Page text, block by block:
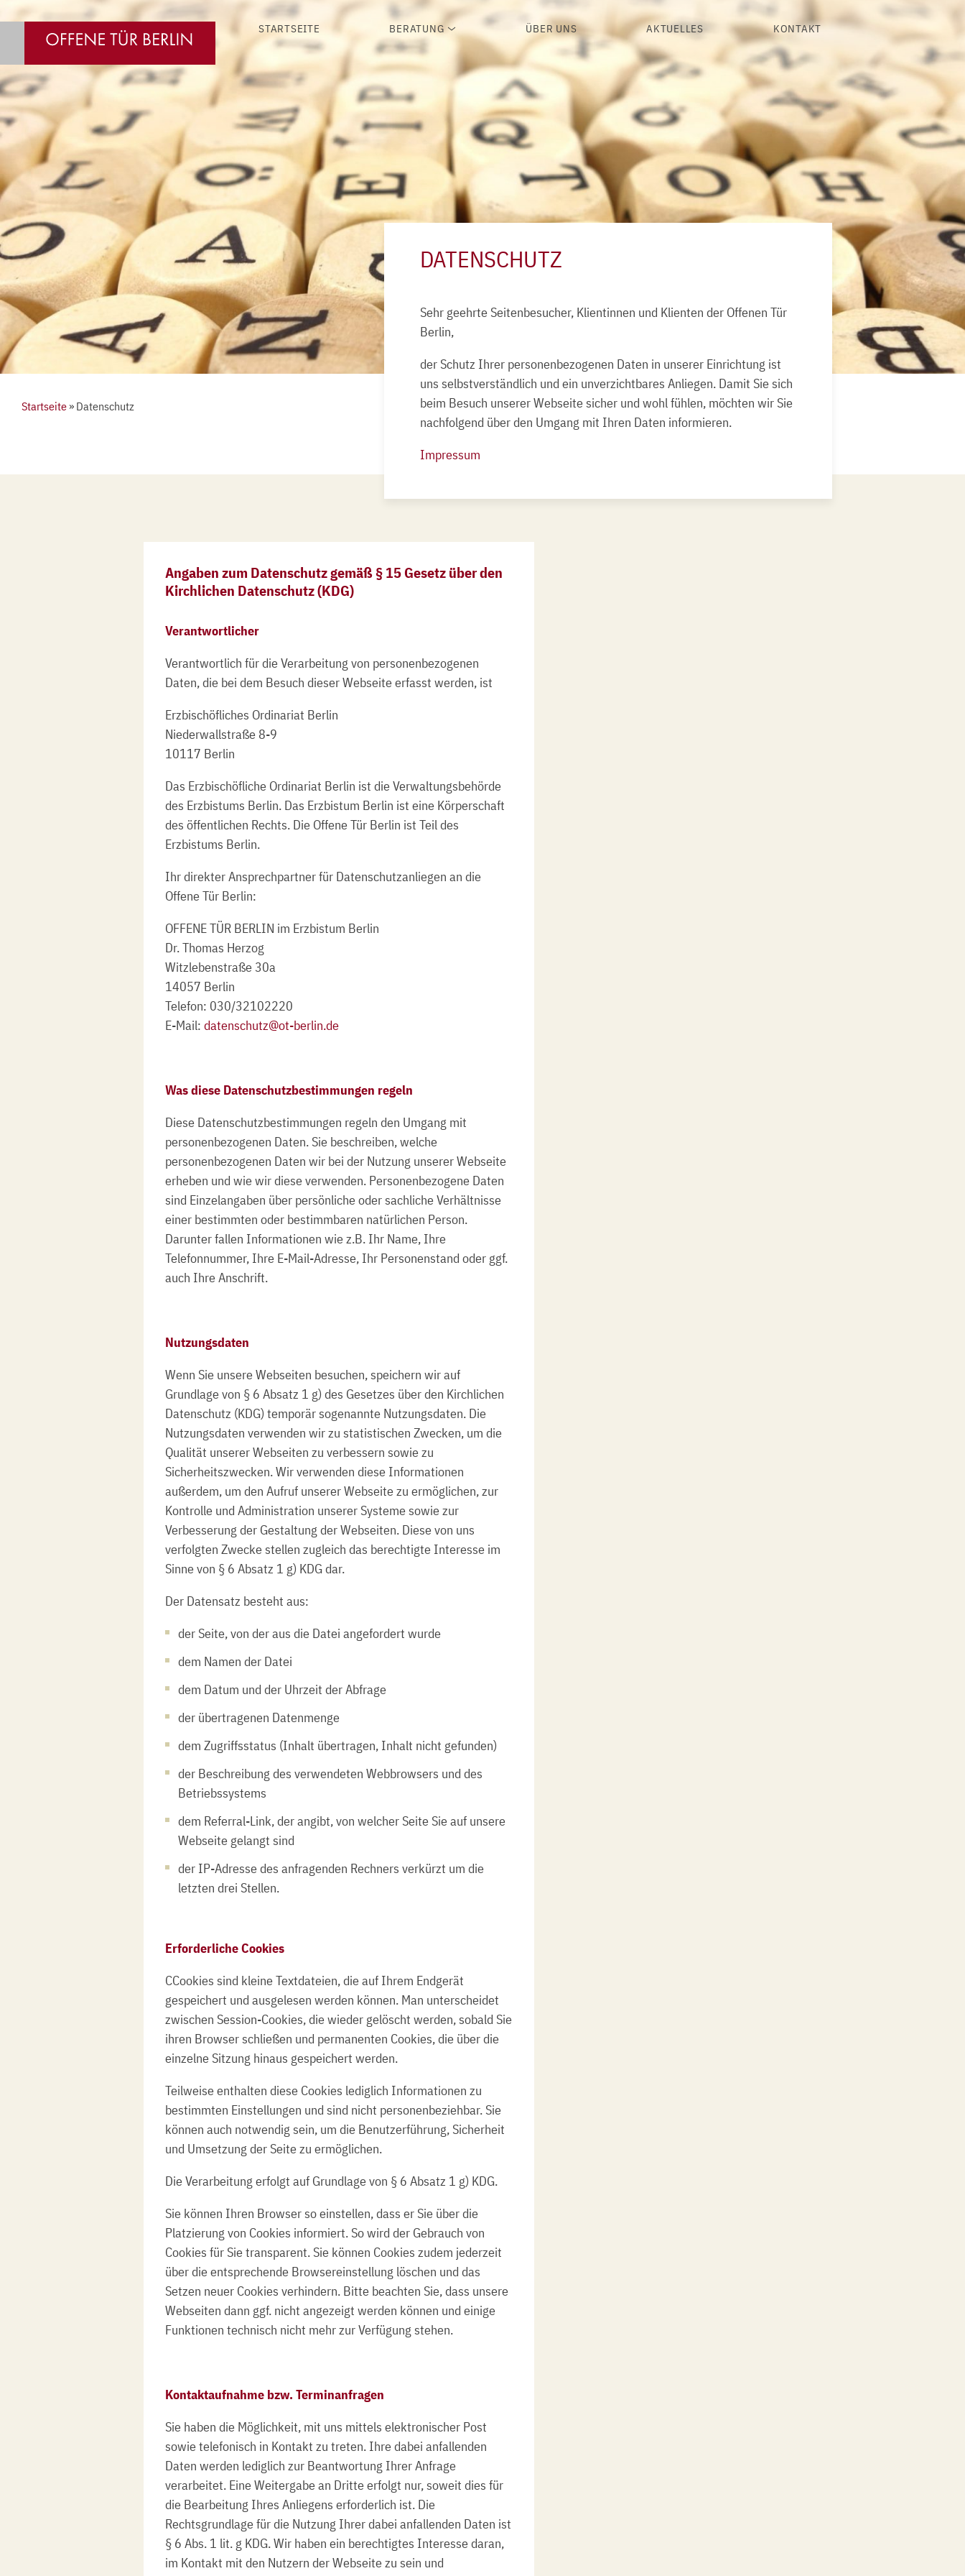
STARTSEITE BERATUNG ÜBER UNS AKTUELLES KONTAKT
Startseite» Datenschutz
DATENSCHUTZ
Sehr geehrte Seitenbesucher, Klientinnen und Klienten der Offenen Tür
Berlin,
der Schutz Ihrer personenbezogenen Daten in unserer Einrichtung ist
uns selbstverständlich und ein unverzichtbares Anliegen. Damit Sie sich
beim Besuch unserer Webseite sicher und wohl fühlen, möchten wir Sie
nachfolgend über den Umgang mit Ihren Daten informieren.
Impressum
Angaben zum Datenschutz gemäß § 15 Gesetz über den
Kirchlichen Datenschutz (KDG)
Verantwortlicher
Verantwortlich für die Verarbeitung von personenbezogenen
Daten, die bei dem Besuch dieser Webseite erfasst werden, ist
Erzbischöfliches Ordinariat Berlin
Niederwallstraße 8-9
10117 Berlin
Das Erzbischöfliche Ordinariat Berlin ist die Verwaltungsbehörde
des Erzbistums Berlin. Das Erzbistum Berlin ist eine Körperschaft
des öffentlichen Rechts. Die Offene Tür Berlin ist Teil des
Erzbistums Berlin.
Ihr direkter Ansprechpartner für Datenschutzanliegen an die
Offene Tür Berlin:
OFFENE TÜR BERLIN im Erzbistum Berlin
Dr. Thomas Herzog
Witzlebenstraße 30a
14057 Berlin
Telefon: 030/32102220
E-Mail: datenschutz@ot-berlin.de
Was diese Datenschutzbestimmungen regeln
Diese Datenschutzbestimmungen regeln den Umgang mit
personenbezogenen Daten. Sie beschreiben, welche
personenbezogenen Daten wir bei der Nutzung unserer Webseite
erheben und wie wir diese verwenden. Personenbezogene Daten
sind Einzelangaben über persönliche oder sachliche Verhältnisse
einer bestimmten oder bestimmbaren natürlichen Person.
Darunter fallen Informationen wie z.B. Ihr Name, Ihre
Telefonnummer, Ihre E-Mail-Adresse, Ihr Personenstand oder ggf.
auch Ihre Anschrift.
Nutzungsdaten
Wenn Sie unsere Webseiten besuchen, speichern wir auf
Grundlage von § 6 Absatz 1 g) des Gesetzes über den Kirchlichen
Datenschutz (KDG) temporär sogenannte Nutzungsdaten. Die
Nutzungsdaten verwenden wir zu statistischen Zwecken, um die
Qualität unserer Webseiten zu verbessern sowie zu
Sicherheitszwecken. Wir verwenden diese Informationen
außerdem, um den Aufruf unserer Webseite zu ermöglichen, zur
Kontrolle und Administration unserer Systeme sowie zur
Verbesserung der Gestaltung der Webseiten. Diese von uns
verfolgten Zwecke stellen zugleich das berechtigte Interesse im
Sinne von § 6 Absatz 1 g) KDG dar.
Der Datensatz besteht aus:
der Seite, von der aus die Datei angefordert wurde
dem Namen der Datei
dem Datum und der Uhrzeit der Abfrage
der übertragenen Datenmenge
dem Zugriffsstatus (Inhalt übertragen, Inhalt nicht gefunden)
der Beschreibung des verwendeten Webbrowsers und des
Betriebssystems
dem Referral-Link, der angibt, von welcher Seite Sie auf unsere
Webseite gelangt sind
der IP-Adresse des anfragenden Rechners verkürzt um die
letzten drei Stellen.
Erforderliche Cookies
CCookies sind kleine Textdateien, die auf Ihrem Endgerät
gespeichert und ausgelesen werden können. Man unterscheidet
zwischen Session-Cookies, die wieder gelöscht werden, sobald Sie
ihren Browser schließen und permanenten Cookies, die über die
einzelne Sitzung hinaus gespeichert werden.
Teilweise enthalten diese Cookies lediglich Informationen zu
bestimmten Einstellungen und sind nicht personenbeziehbar. Sie
können auch notwendig sein, um die Benutzerführung, Sicherheit
und Umsetzung der Seite zu ermöglichen.
Die Verarbeitung erfolgt auf Grundlage von § 6 Absatz 1 g) KDG.
Sie können Ihren Browser so einstellen, dass er Sie über die
Platzierung von Cookies informiert. So wird der Gebrauch von
Cookies für Sie transparent. Sie können Cookies zudem jederzeit
über die entsprechende Browsereinstellung löschen und das
Setzen neuer Cookies verhindern. Bitte beachten Sie, dass unsere
Webseiten dann ggf. nicht angezeigt werden können und einige
Funktionen technisch nicht mehr zur Verfügung stehen.
Kontaktaufnahme bzw. Terminanfragen
Sie haben die Möglichkeit, mit uns mittels elektronischer Post
sowie telefonisch in Kontakt zu treten. Ihre dabei anfallenden
Daten werden lediglich zur Beantwortung Ihrer Anfrage
verarbeitet. Eine Weitergabe an Dritte erfolgt nur, soweit dies für
die Bearbeitung Ihres Anliegens erforderlich ist. Die
Rechtsgrundlage für die Nutzung Ihrer dabei anfallenden Daten ist
§ 6 Abs. 1 lit. g KDG. Wir haben ein berechtigtes Interesse daran,
im Kontakt mit den Nutzern der Webseite zu sein und